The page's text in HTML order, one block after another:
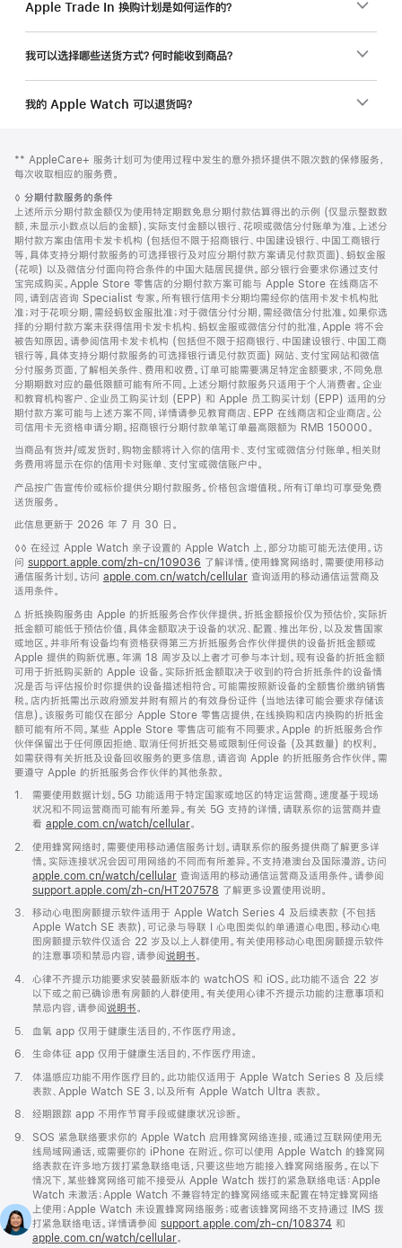
Apple Trade In 换购计划是如何运作的？
我可以选择哪些送货方式？何时能收到商品？
我的 Apple Watch 可以退货吗？
页
页
脚
脚
注
** AppleCare+ 服务计划可为使用过程中发生的意外损坏提供不限次数的保修服务，
每次收取相应的服务费。
脚
注
◊ 分期付款服务的条件
上述所示分期付款金额仅为使用特定期数免息分期付款估算得出的示例 (仅显示整数数
额，未显示小数点以后的金额)，实际支付金额以银行、花呗或微信分付账单为准。上述分
期付款方案由信用卡发卡机构 (包括但不限于招商银行、中国建设银行、中国工商银行
等，具体支持分期付款服务的可选择银行及对应分期付款方案请见付款页面)、蚂蚁金服
(花呗) 以及微信分付面向符合条件的中国大陆居民提供。部分银行会要求你通过支付
宝完成购买。Apple Store 零售店的分期付款方案可能与 Apple Store 在线商店不
同，请到店咨询 Specialist 专家。所有银行信用卡分期均需经你的信用卡发卡机构批
准；对于花呗分期，需经蚂蚁金服批准；对于微信分付分期，需经微信分付批准。如果你选
择的分期付款方案未获得信用卡发卡机构、蚂蚁金服或微信分付的批准，Apple 将不会
被告知原因。请参阅信用卡发卡机构 (包括但不限于招商银行、中国建设银行、中国工商
银行等，具体支持分期付款服务的可选择银行请见付款页面) 网站、支付宝网站和微信
分付服务页面，了解相关条件、费用和收费。订单可能需要满足特定金额要求，不同免息
分期期数对应的最低限额可能有所不同。上述分期付款服务只适用于个人消费者。企业
和教育机构客户、企业员工购买计划 (EPP) 和 Apple 员工购买计划 (EPP) 适用的分
期付款方案可能与上述方案不同，详情请参见教育商店、EPP 在线商店和企业商店。公
司信用卡无资格申请分期。招商银行分期付款单笔订单最高限额为 RMB 150000。
当商品有货并/或发货时，购物金额将计入你的信用卡、支付宝或微信分付账单。相关财
务费用将显示在你的信用卡对账单、支付宝或微信账户中。
产品按广告宣传价或标价提供分期付款服务。价格包含增值税。所有订单均可享受免费
送货服务。
此信息更新于 2026 年 7 月 30 日。
脚
注
◊◊ 在经过 Apple Watch 亲子设置的 Apple Watch 上，部分功能可能无法使用。访
问 support.apple.com/zh-cn/109036 (在
新
中
打
开)
了解详情。使用蜂窝网络时，需要使用移动
通信服务计划。访问 apple.com.cn/watch/cellular 查询适用的移动通信运营商及
适用条件。
脚
注
∆ 折抵换购服务由 Apple 的折抵服务合作伙伴提供。折抵金额报价仅为预估价，实际折
抵金额可能低于预估价值，具体金额取决于设备的状况、配置、推出年份，以及发售国家
或地区。并非所有设备均有资格获得第三方折抵服务合作伙伴提供的设备折抵金额或
Apple 提供的购新优惠。年满 18 周岁及以上者才可参与本计划。现有设备的折抵金额
可用于折抵购买新的 Apple 设备。实际折抵金额取决于收到的符合折抵条件的设备情
况是否与评估报价时你提供的设备描述相符合。可能需按照新设备的全额售价缴纳销售
税。店内折抵需出示政府颁发并附有照片的有效身份证件 (当地法律可能会要求存储该
信息)。该服务可能仅在部分 Apple Store 零售店提供，在线换购和店内换购的折抵金
额可能有所不同。某些 Apple Store 零售店可能有不同要求。Apple 的折抵服务合作
伙伴保留出于任何原因拒绝、取消任何折抵交易或限制任何设备 (及其数量) 的权利。
如需获得有关折抵及设备回收服务的更多信息，请咨询 Apple 的折抵服务合作伙伴。需
要遵守 Apple 的折抵服务合作伙伴的其他条款。
脚
1.
需要使用数据计划。5G 功能适用于特定国家或地区的特定运营商。速度基于现场
状况和不同运营商而可能有所差异。有关 5G 支持的详情，请联系你的运营商并查
看 apple.com.cn/watch/cellular。
脚
2.
使用蜂窝网络时，需要使用移动通信服务计划。请联系你的服务提供商了解更多详
情。实际连接状况会因可用网络的不同而有所差异。不支持港澳台及国际漫游。访问
apple.com.cn/watch/cellular 查询适用的移动通信运营商及适用条件。请参阅
support.apple.com/zh-cn/HT207578 (在
窗
口
中
开)
了解更多设置使用说明。
脚
3.
移动心电图房颤提示软件适用于 Apple Watch Series 4 及后续表款 (不包括
Apple Watch SE 表款)，可记录与导联 I 心电图类似的单通道心电图。移动心电
图房颤提示软件仅适合 22 岁及以上人群使用。有关使用移动心电图房颤提示软件
的注意事项和禁忌内容，请参阅 说明书。
脚
4.
心律不齐提示功能要求安装最新版本的 watchOS 和 iOS。此功能不适合 22 岁
以下或之前已确诊患有房颤的人群使用。有关使用心律不齐提示功能的注意事项和
禁忌内容，请参阅说明书。
脚
5. 血氧 app 仅用于健康生活目的，不作医疗用途。
脚
6. 生命体征 app 仅用于健康生活目的，不作医疗用途。
脚
7.
体温感应功能不用作医疗目的。此功能仅适用于 Apple Watch Series 8 及后续
表款、Apple Watch SE 3，以及所有 Apple Watch Ultra 表款。
脚
8. 经期跟踪 app 不用作节育手段或健康状况诊断。
脚
9.
SOS 紧急联络要求你的 Apple Watch 启用蜂窝网络连接，或通过互联网使用无
线局域网通话，或需要你的 iPhone 在附近。你可以使用 Apple Watch 的蜂窝网
络表款在许多地方拨打紧急联络电话，只要这些地方能接入蜂窝网络服务。在以下
情况下，某些蜂窝网络可能不接受从 Apple Watch 拨打的紧急联络电话：Apple
Watch 未激活；Apple Watch 不兼容特定的蜂窝网络或未配置在特定蜂窝网络
上使用；Apple Watch 未设置蜂窝网络服务；或者该蜂窝网络不支持通过 IMS 拨
打紧急联络电话。详情请参阅 support.apple.com/zh-cn/108374 (在
和
apple.com.cn/watch/cellular。